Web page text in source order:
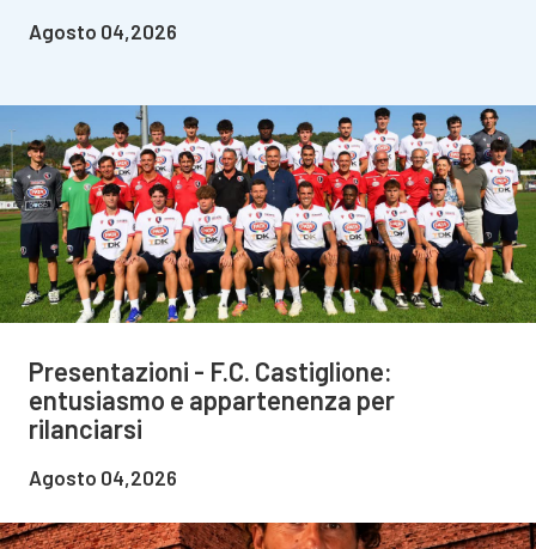
Agosto 04,2026
Presentazioni - F.C. Castiglione:
entusiasmo e appartenenza per
rilanciarsi
Agosto 04,2026